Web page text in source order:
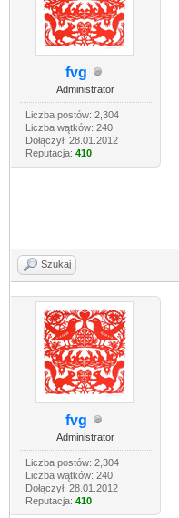
fvg
Administrator
Liczba postów: 2,304
Liczba wątków: 240
Dołączył: 28.01.2012
Reputacja: 410
Szukaj
fvg
Administrator
Liczba postów: 2,304
Liczba wątków: 240
Dołączył: 28.01.2012
Reputacja: 410